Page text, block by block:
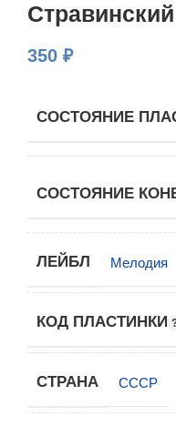
Стравинский
350 ₽
СОСТОЯНИЕ
СОСТОЯНИЕ
ЛЕЙБЛ Мелодия
КОД ПЛАСТИНКИ
СТРАНА СССР